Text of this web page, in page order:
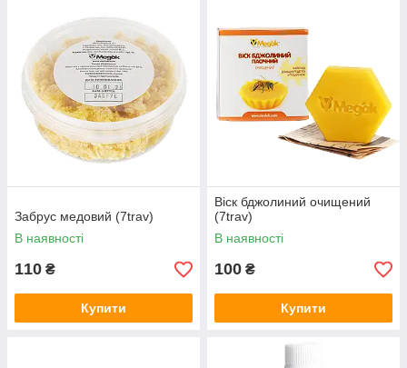
Забрус медовий (7trav)
В наявності
110 ₴
Купити
Віск бджолиний очищений
(7trav)
В наявності
100 ₴
Купити